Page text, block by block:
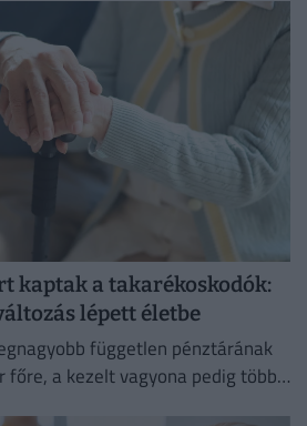
kaptak a takarékoskodók:
lépett életbe
független pénztárának
a kezelt vagyona pedig több